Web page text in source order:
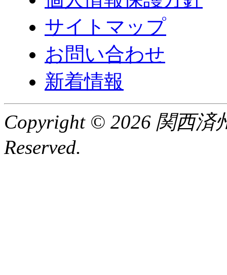
サイトマップ
お問い合わせ
新着情報
Copyright © 2026 関西済
Reserved.